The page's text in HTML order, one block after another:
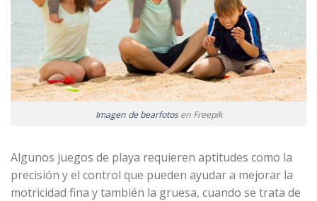
Imagen de bearfotosen Freepik
Algunos juegos de playa requieren aptitudes como la
precisión y el control que pueden ayudar a mejorar la
motricidad fina y también la gruesa, cuando se trata de